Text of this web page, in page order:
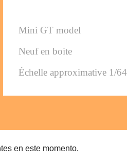
Mini GT model
Neuf en boite
Échelle approximative 1/64
en este momento.